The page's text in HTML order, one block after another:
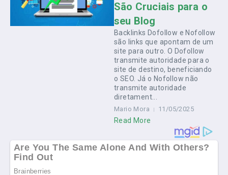
São Cruciais para o
seu Blog
Backlinks Dofollow e Nofollow
são links que apontam de um
site para outro. O Dofollow
transmite autoridade para o
site de destino, beneficiando
o SEO. Já o Nofollow não
transmite autoridade
diretament...
Mario Mora 11/05/2025
Read More